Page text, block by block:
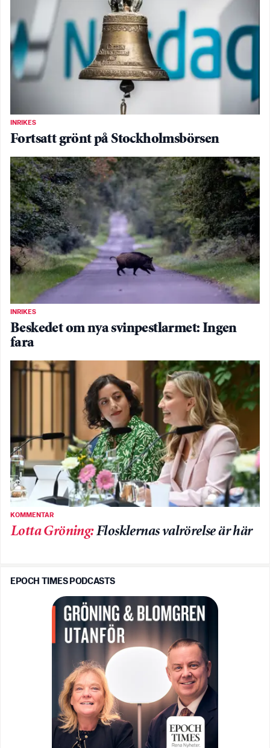
INRIKES
Fortsatt grönt på Stockholmsbörsen
INRIKES
Beskedet om nya svinpestlarmet: Ingen
fara
KOMMENTAR
Lotta Gröning:Flosklernas valrörelse är här
EPOCH TIMES PODCASTS